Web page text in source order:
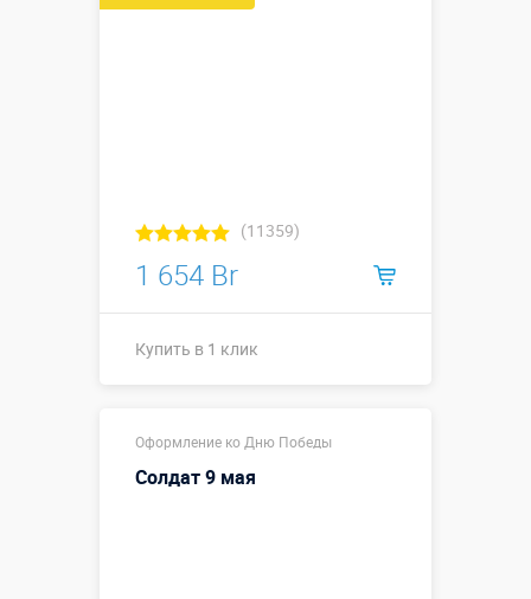
(11359)
1 654 Br
Купить в 1 клик
Оформление ко Дню Победы
Солдат 9 мая